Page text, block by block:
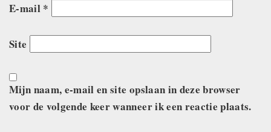
E-mail *
Site
Mijn naam, e-mail en site opslaan in deze browser
voor de volgende keer wanneer ik een reactie plaats.